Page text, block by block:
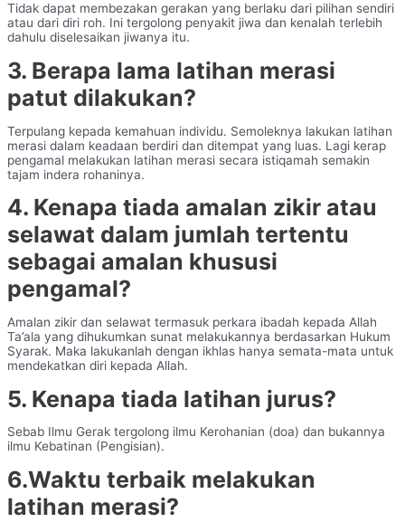
Tidak dapat membezakan gerakan yang berlaku dari pilihan sendiri
atau dari diri roh. Ini tergolong penyakit jiwa dan kenalah terlebih
dahulu diselesaikan jiwanya itu.
3. Berapa lama latihan merasi
patut dilakukan?
Terpulang kepada kemahuan individu. Semoleknya lakukan latihan
merasi dalam keadaan berdiri dan ditempat yang luas. Lagi kerap
pengamal melakukan latihan merasi secara istiqamah semakin
tajam indera rohaninya.
4. Kenapa tiada amalan zikir atau
selawat dalam jumlah tertentu
sebagai amalan khususi
pengamal?
Amalan zikir dan selawat termasuk perkara ibadah kepada Allah
Ta’ala yang dihukumkan sunat melakukannya berdasarkan Hukum
Syarak. Maka lakukanlah dengan ikhlas hanya semata-mata untuk
mendekatkan diri kepada Allah.
5. Kenapa tiada latihan jurus?
Sebab Ilmu Gerak tergolong ilmu Kerohanian (doa) dan bukannya
ilmu Kebatinan (Pengisian).
6.Waktu terbaik melakukan
latihan merasi?